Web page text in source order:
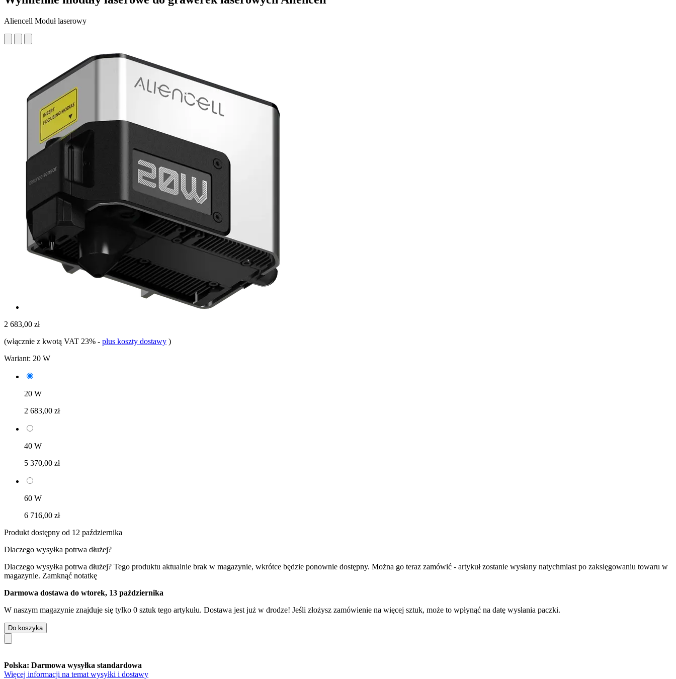
Aliencell Moduł laserowy
2 683,00 zł
(włącznie z kwotą VAT 23% - plus koszty dostawy )
Wariant: 20 W
20 W
2 683,00 zł
40 W
5 370,00 zł
60 W
6 716,00 zł
Produkt dostępny od 12 października
Dlaczego wysyłka potrwa dłużej?
Dlaczego wysyłka potrwa dłużej? Tego produktu aktualnie brak w magazynie, wkrótce będzie ponownie dostępny. Można go teraz zamówić - artykuł zostanie wysłany natychmiast po zaksięgowaniu towaru w
magazynie. Zamknąć notatkę
Darmowa dostawa do wtorek, 13 października
W naszym magazynie znajduje się tylko 0 sztuk tego artykułu. Dostawa jest już w drodze! Jeśli złożysz zamówienie na więcej sztuk, może to wpłynąć na datę wysłania paczki.
Do koszyka
Polska: Darmowa wysyłka standardowa
Więcej informacji na temat wysyłki i dostawy